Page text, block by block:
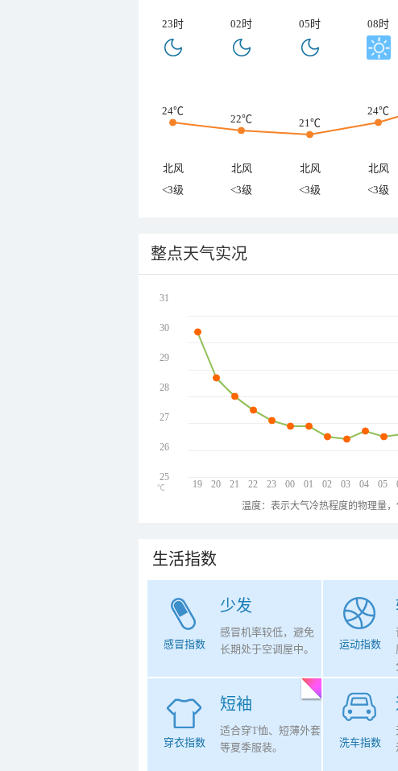
23时 02时 05时 08时
24℃
22℃ 21℃
24℃
北风 北风 北风 北风
<3级
<3级 <3级 <3级
整点天气实况
19 20 21 22 23 00 01 02 03 04 05
31
30
29
28
27
26
25
℃
温度：表示大气冷热程度的物理量
生活指数
少发
感冒指数
感冒机率较低，避免
长期处于空调屋中。
运动指数
短袖
穿衣指数
适合穿T恤、短薄外套
等夏季服装。
洗车指数